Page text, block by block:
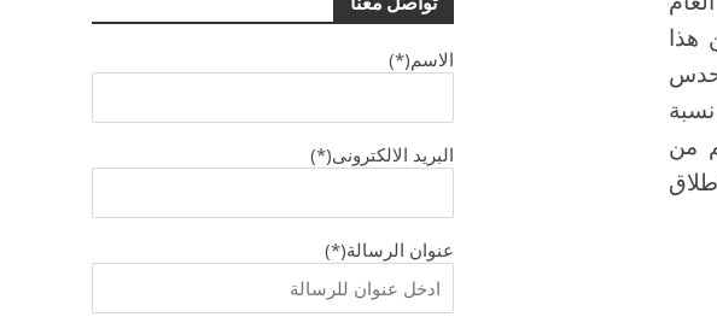
الاسم(*)
البريد الالكترونى(*)
عنوان الرسالة(*)
عن هذا
حدس
وو أن نسبة
من
اطلاق